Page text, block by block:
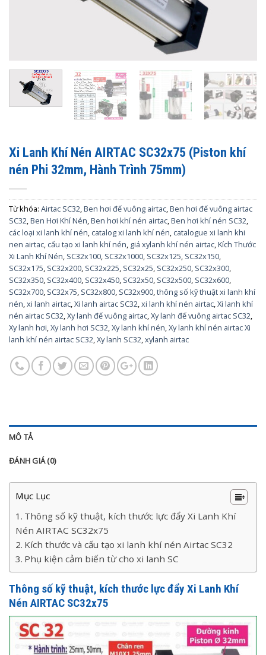
Xi Lanh Khí Nén AIRTAC SC32x75 (Piston khí
nén Phi 32mm, Hành Trình 75mm)
Từ khóa: Airtac SC32,Ben hơi đế vuông airtac,Ben hơi đế vuông airtac
SC32,Ben Hơi Khí Nén,Ben hơi khí nén airtac,Ben hơi khí nén SC32,
các loại xi lanh khí nén, catalog xi lanh khí nén, catalogue xi lanh khi
nen airtac, cấu tạo xi lanh khí nén, giá xylanh khí nén airtac,Kích Thước
Xi Lanh Khí Nén, SC32x100, SC32x1000, SC32x125, SC32x150,
SC32x175, SC32x200, SC32x225, SC32x25, SC32x250, SC32x300,
SC32x350, SC32x400, SC32x450, SC32x50, SC32x500, SC32x600,
SC32x700, SC32x75, SC32x800, SC32x900,thông số kỹ thuật xi lanh khí
nén,xi lanh airtac,Xi lanh airtac SC32,xi lanh khí nén airtac,Xi lanh khí
nén airtac SC32,Xy lanh đế vuông airtac,Xy lanh đế vuông airtac SC32,
Xy lanh hơi,Xy lanh hơi SC32,Xy lanh khí nén,Xy lanh khí nén airtac Xi
lanh khí nén airtac SC32,Xy lanh SC32,xylanh airtac
MÔ TẢ
ĐÁNH GIÁ (0)
Mục Lục
Thông số kỹ thuật, kích thước lực đẩy Xi Lanh Khí
Nén AIRTAC SC32x75
Kích thước và cấu tạo xi lanh khí nén Airtac SC32
Phụ kiện cảm biến từ cho xi lanh SC
Thông số kỹ thuật, kích thước lực đẩy Xi Lanh Khí
Nén AIRTAC SC32x75